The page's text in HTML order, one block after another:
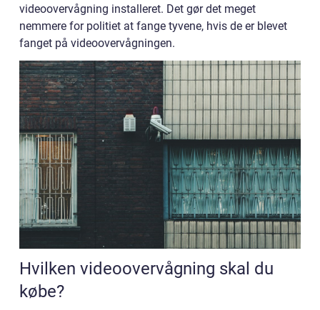
videoovervågning installeret. Det gør det meget
nemmere for politiet at fange tyvene, hvis de er blevet
fanget på videoovervågningen.
Hvilken videoovervågning skal du
købe?